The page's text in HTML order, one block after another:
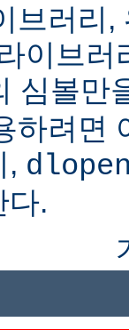
브러리,
이브러
심볼만
하려면
,
다.